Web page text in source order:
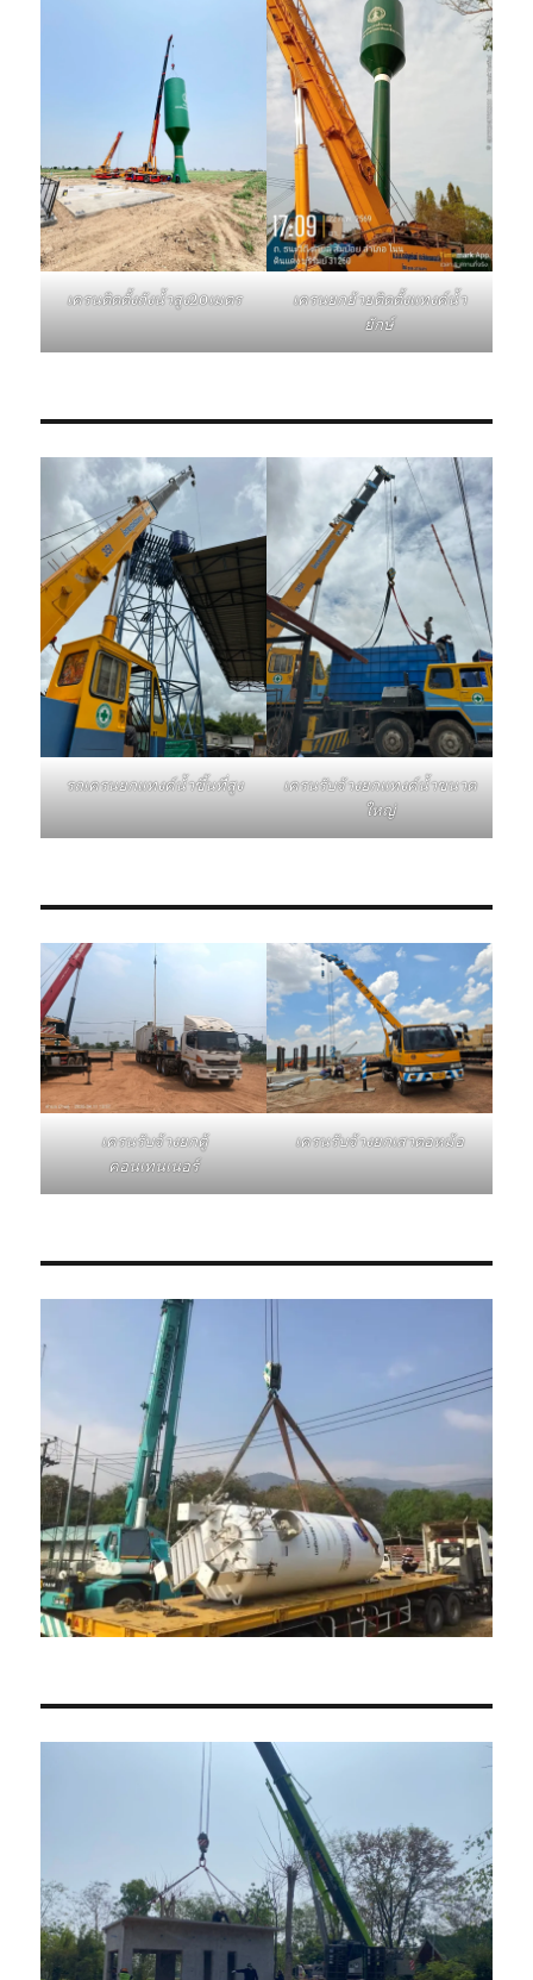
เครนติดตั้งถังน้ำสูง20เมตร
เครนยกย้ายติดตั้งแทงค์น้ำ
ยักษ์
รถเครนยกแทงค์น้ำขึ้นที่สูง
เครนรับจ้างยกแทงค์น้ำขนาด
ใหญ่
เครนรับจ้างยกตู้
คอนเทนเนอร์
เครนรับจ้างยกเสาตอหม้อ